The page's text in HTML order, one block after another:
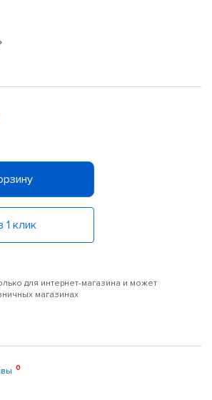
1 клик
для интернет-магазина и может
магазинах